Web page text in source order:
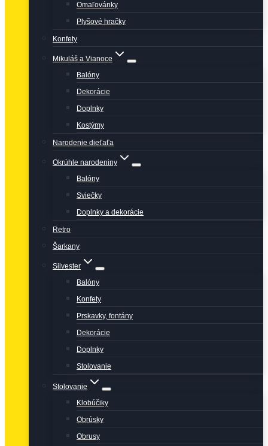
Omaľovánky
Plyšové hračky
Konfety
Mikuláš a Vianoce
Balóny
Dekorácie
Doplnky
Kostýmy
Narodenie dieťaťa
Okrúhle narodeniny
Balóny
Sviečky
Doplnky a dekorácie
Retro
Šarkany
Silvester
Balóny
Konfety
Prskavky, fontány
Dekorácie
Doplnky
Stolovanie
Stolovanie
Klobúčiky
Obrúsky
Obrusy